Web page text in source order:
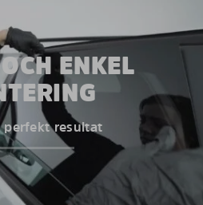
ENKEL
resultat